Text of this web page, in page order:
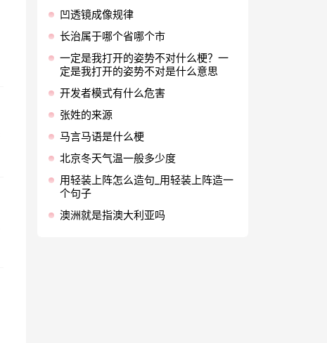
凹透镜成像规律
长治属于哪个省哪个市
一定是我打开的姿势不对什么梗？一
定是我打开的姿势不对是什么意思
开发者模式有什么危害
张姓的来源
马言马语是什么梗
北京冬天气温一般多少度
用轻装上阵怎么造句_用轻装上阵造一
个句子
澳洲就是指澳大利亚吗